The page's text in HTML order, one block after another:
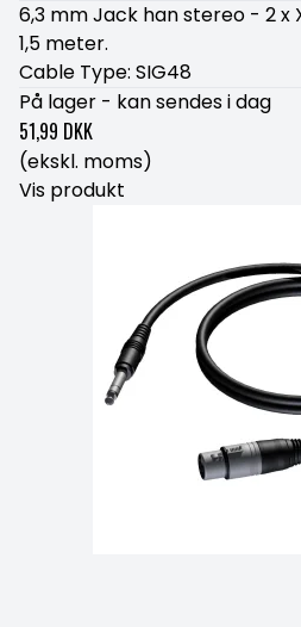
6,3 mm Jack han stereo - 2 x
1,5 meter.
Cable Type: SIG48
På lager - kan sendes i dag
51,99 DKK
(ekskl. moms)
Vis produkt